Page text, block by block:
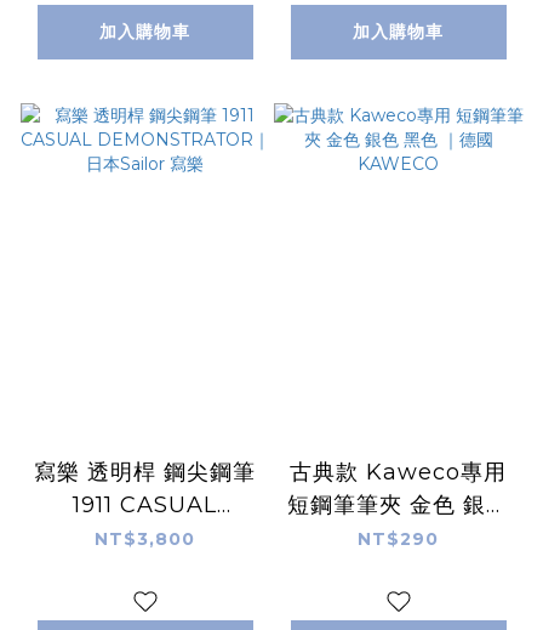
加入購物車 加入購物車
寫樂 透明桿 鋼尖鋼筆
1911 CASUAL
DEMONSTRATOR
NT$3,800
古典款 Kaweco專用
短鋼筆筆夾 金色 銀色
黑色 ｜德國
NT$290